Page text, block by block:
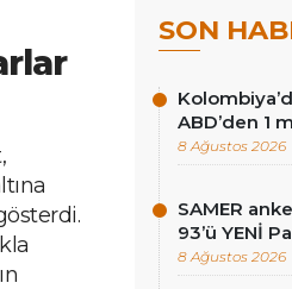
SON
ABD’den 1
8 Ağustos 2026
SAMER
93’ü YENİ
8 Ağustos 2026